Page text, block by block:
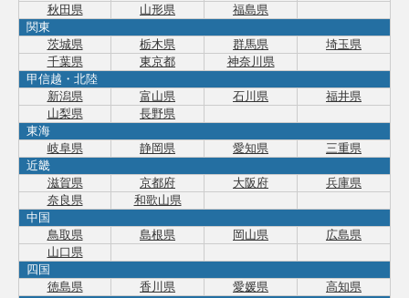
秋田県
山形県
福島県
関東
茨城県
栃木県 群馬県
埼玉県
千葉県
東京都
神奈川県
甲信越・北陸
新潟県
富山県 石川県
福井県
山梨県
長野県
東海
岐阜県
静岡県 愛知県
三重県
近畿
滋賀県
京都府 大阪府
兵庫県
奈良県
和歌山県
中国
鳥取県
島根県 岡山県
広島県
山口県
四国
徳島県
香川県 愛媛県
高知県